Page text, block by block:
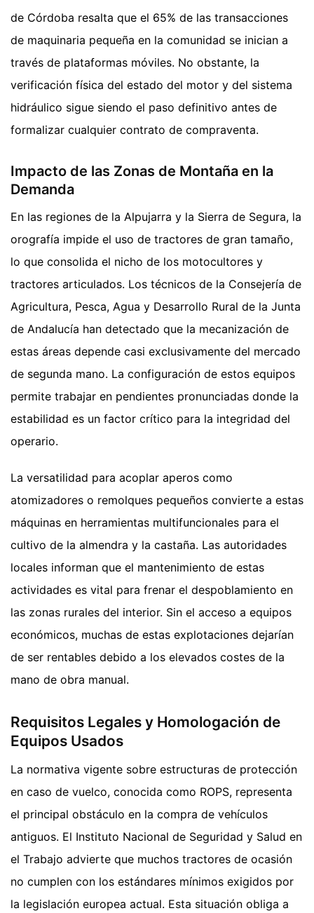
de Córdoba resalta que el 65% de las transacciones
de maquinaria pequeña en la comunidad se inician a
través de plataformas móviles. No obstante, la
verificación física del estado del motor y del sistema
hidráulico sigue siendo el paso definitivo antes de
formalizar cualquier contrato de compraventa.
Impacto de las Zonas de Montaña en la
Demanda
En las regiones de la Alpujarra y la Sierra de Segura, la
orografía impide el uso de tractores de gran tamaño,
lo que consolida el nicho de los motocultores y
tractores articulados. Los técnicos de la Consejería de
Agricultura, Pesca, Agua y Desarrollo Rural de la Junta
de Andalucía han detectado que la mecanización de
estas áreas depende casi exclusivamente del mercado
de segunda mano. La configuración de estos equipos
permite trabajar en pendientes pronunciadas donde la
estabilidad es un factor crítico para la integridad del
operario.
La versatilidad para acoplar aperos como
atomizadores o remolques pequeños convierte a estas
máquinas en herramientas multifuncionales para el
cultivo de la almendra y la castaña. Las autoridades
locales informan que el mantenimiento de estas
actividades es vital para frenar el despoblamiento en
las zonas rurales del interior. Sin el acceso a equipos
económicos, muchas de estas explotaciones dejarían
de ser rentables debido a los elevados costes de la
mano de obra manual.
Requisitos Legales y Homologación de
Equipos Usados
La normativa vigente sobre estructuras de protección
en caso de vuelco, conocida como ROPS, representa
el principal obstáculo en la compra de vehículos
antiguos. El Instituto Nacional de Seguridad y Salud en
el Trabajo advierte que muchos tractores de ocasión
no cumplen con los estándares mínimos exigidos por
la legislación europea actual. Esta situación obliga a